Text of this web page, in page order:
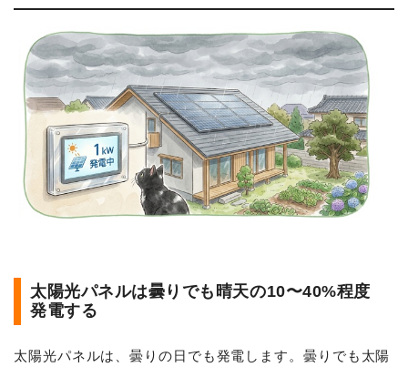
太陽光パネルは曇りでも晴天の10〜40%程度
発電する
太陽光パネルは、曇りの日でも発電します。曇りでも太陽